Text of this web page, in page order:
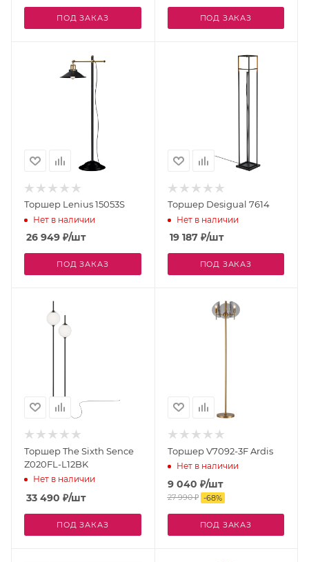
ПОД ЗАКАЗ ПОД ЗАКАЗ
Торшер Lenius 15053S
Нет в наличии
26 949 ₽/шт
ПОД ЗАКАЗ
Торшер Desigual 7614
Нет в наличии
19 187₽/шт
ПОД ЗАКАЗ
Торшер The Sixth Sence
Z020FL-L12BK
Нет в наличии
33 490 ₽/шт
ПОД ЗАКАЗ
Торшер V7092-3F Ardis
Нет в наличии
9 040 ₽/шт
27 990₽ -68%
ПОД ЗАКАЗ